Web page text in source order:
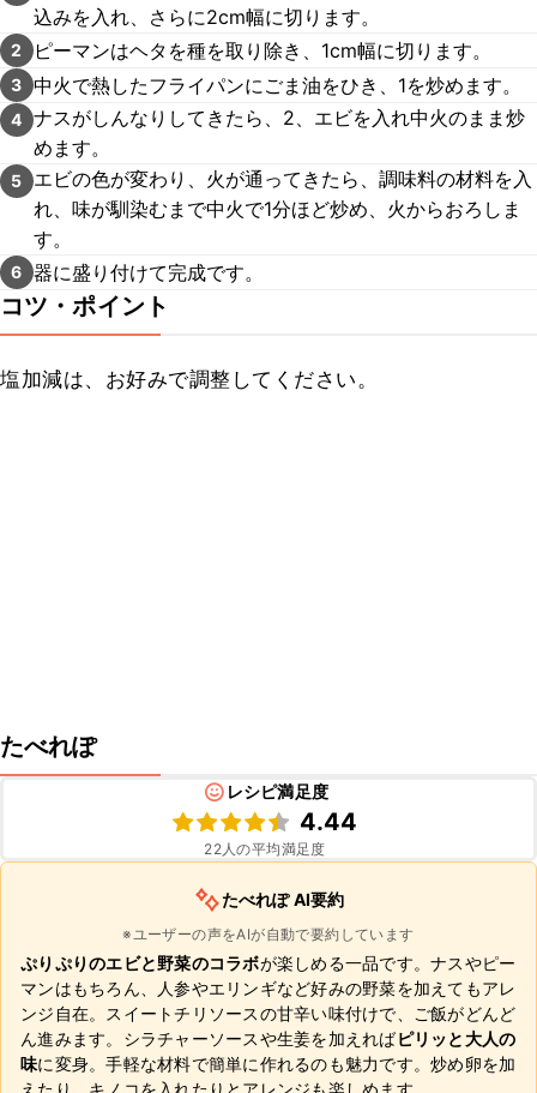
込みを入れ、さらに2cm幅に切ります。
2 ピーマンはヘタを種を取り除き、1cm幅に切ります。
3 中火で熱したフライパンにごま油をひき、1を炒めます。
4 ナスがしんなりしてきたら、2、エビを入れ中火のまま炒
めます。
5
エビの色が変わり、火が通ってきたら、調味料の材料を入
れ、味が馴染むまで中火で1分ほど炒め、火からおろしま
す。
6 器に盛り付けて完成です。
コツ・ポイント
塩加減は、お好みで調整してください。
たべれぽ
レシピ満足度
4.44
22人の平均満足度
たべれぽ AI要約
※ユーザーの声をAIが自動で要約しています
ぷりぷりのエビと野菜のコラボが楽しめる一品です。ナスやピー
マンはもちろん、人参やエリンギなど好みの野菜を加えてもアレ
ンジ自在。スイートチリソースの甘辛い味付けで、ご飯がどんど
ん進みます。シラチャーソースや生姜を加えればピリッと大人の
味に変身。手軽な材料で簡単に作れるのも魅力です。炒め卵を加
えたり、キノコを入れたりとアレンジも楽しめます。